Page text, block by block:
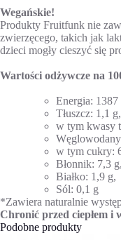
Wegańskie!
Produkty Fruitfunk nie
zwierzęcego, takich jak
dzieci mogły cieszyć się
Wartości odżywcze na
Energia:
Tłuszcz: 1,1 g,
w tym kwasy
w tym cukry:
Błonnik: 7,3 g,
Białko: 1,9 g,
Sól: 0,1 g
*Zawiera naturalnie
Chronić przed ciepłem i
Podobne produkty